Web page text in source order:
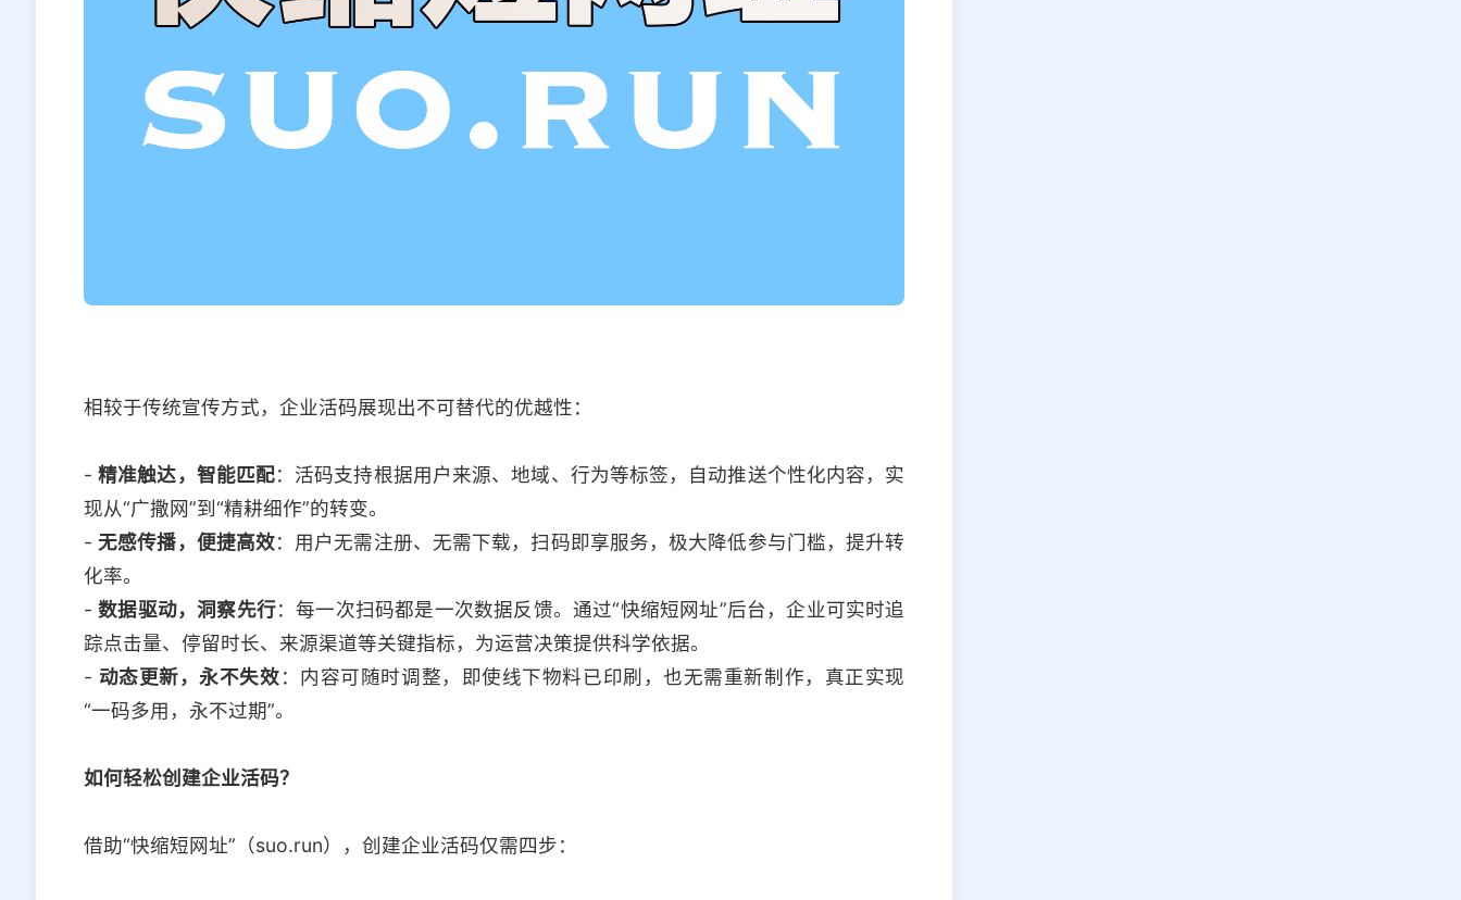
相较于传统宣传方式，企业活码展现出不可替代的优越性：
-精准触达，智能匹配：活码支持根据用户来源、地域、行为等标签，自动推送个性化内容，实
现从“广撒网”到“精耕细作”的转变。
- 无感传播，便捷高效：用户无需注册、无需下载，扫码即享服务，极大降低参与门槛，提升转
化率。
-数据驱动，洞察先行：每一次扫码都是一次数据反馈。通过“快缩短网址”后台，企业可实时追
踪点击量、停留时长、来源渠道等关键指标，为运营决策提供科学依据。
- 动态更新，永不失效：内容可随时调整，即使线下物料已印刷，也无需重新制作，真正实现
“一码多用，永不过期”。
如何轻松创建企业活码？
借助“快缩短网址”（suo.run），创建企业活码仅需四步：